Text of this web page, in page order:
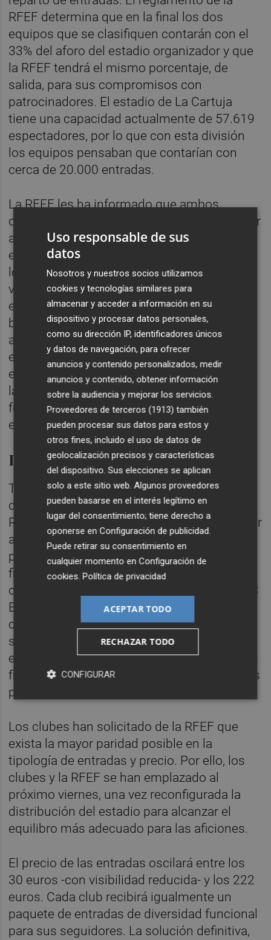
RFEF determina que en la final los dos
equipos que se clasifiquen contarán con el
33% del aforo del estadio organizador y que
la RFEF tendrá el mismo porcentaje, de
salida, para sus compromisos con
patrocinadores. El estadio de La Cartuja
tiene una capacidad actualmente de 57.619
espectadores, por lo que con esta división
los equipos pensaban que contarían con
cerca de 20.000 entradas.
La RFEF les ha informado que ambos
disponen de 17.300 localidades, cifra inferior
a la prevista por cada club. Rubiales ha
explicado que La Cartuja cuenta con 3.000
localidades que no se pueden poner a la
venta porque, por las características del
estadio, son de visibilidad reducida. Esas
butacas están descartadas para los
aficionados de los dos finalistas. También
están excluidas las 2.000 que la RFEF
entregará al gobierno autonómico andaluz y
las 17.300 que se quedará el estamento
federativo para sus compromisos y la venta
en taquillas del estadio.
La RFEF rectifica
Tras conocer la repercusión negativa en los
dos clubes del monto de las localidades, la
RFEF les ha ofrecido a la posibilidad de llegar
al 40% de las entradas, cediendo la RFEF
parte de su cupo, tal y como sucedió en la
final que ganó el Valencia en 2019. En aquel
caso los dos finalistas, el Valencia CF y el FC
Barcelona, se repartieron el 80%, 40 y 40 por
ciento cada uno, mientras que la Federación
se quedó con el 20% restante. Si se aprueba
esta opción en la reunión del viernes, ambos
finalistas alcanzarán cerca de 23.000 billetes
para sus seguidores.
Los clubes han solicitado de la RFEF que
exista la mayor paridad posible en la
tipología de entradas y precio. Por ello, los
clubes y la RFEF se han emplazado al
próximo viernes, una vez reconfigurada la
distribución del estadio para alcanzar el
equilibro más adecuado para las aficiones.
El precio de las entradas oscilará entre los
30 euros -con visibilidad reducida- y los 222
euros. Cada club recibirá igualmente un
paquete de entradas de diversidad funcional
para sus seguidores. La solución definitiva,
Uso responsable de sus
datos
Nosotros y nuestros socios utilizamos
cookies y tecnologías similares para
almacenar y acceder a información en su
dispositivo y procesar datos personales,
como su dirección IP, identificadores únicos
y datos de navegación, para ofrecer
anuncios y contenido personalizados, medir
anuncios y contenido, obtener información
sobre la audiencia y mejorar los servicios.
Proveedores de terceros (1913) también
pueden procesar sus datos para estos y
otros fines, incluido el uso de datos de
geolocalización precisos y características
del dispositivo. Sus elecciones se aplican
solo a este sitio web. Algunos proveedores
pueden basarse en el interés legítimo en
lugar del consentimiento; tiene derecho a
oponerse enConfiguración de publicidad.
Puede retirar su consentimiento en
cualquier momento enConfiguración de
cookies.Política de privacidad
ACEPTAR TODO
RECHAZAR TODO
CONFIGURAR